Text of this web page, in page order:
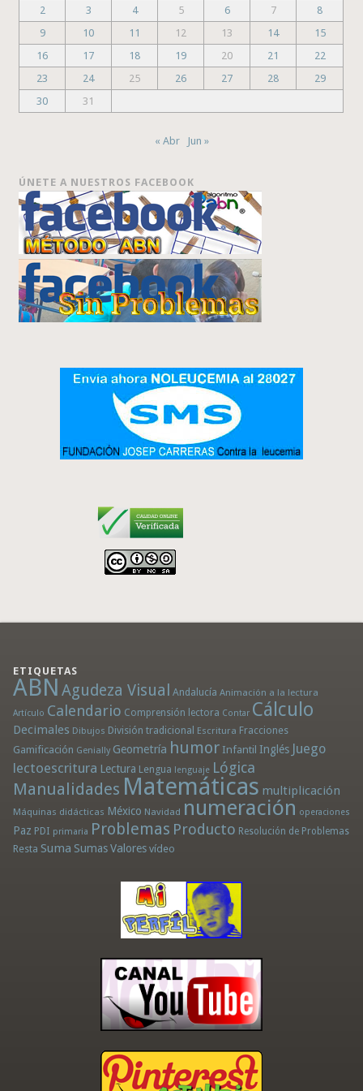
2
3 4 5 6 7
8
9
10 11 12 13 14
15
16
17 18 19 20 21
22
23
24 25 26 27 28
29
30
31
« Abr Jun »
ÚNETE A NUESTROS FACEBOOK
ETIQUETAS
ABN Agudeza Visual Andalucía Animación a la lectura
Artículo Calendario Comprensión lectora Contar Cálculo
Decimales Dibujos División tradicional Escritura Fracciones
Gamificación Genially Geometría humor Infantil Inglés Juego
lectoescritura Lectura Lengua lenguaje Lógica
Manualidades Matemáticas multiplicación
Máquinas didácticas México Navidad numeración operaciones
Paz PDI primaria Problemas Producto Resolución de Problemas
Resta Suma Sumas Valores vídeo